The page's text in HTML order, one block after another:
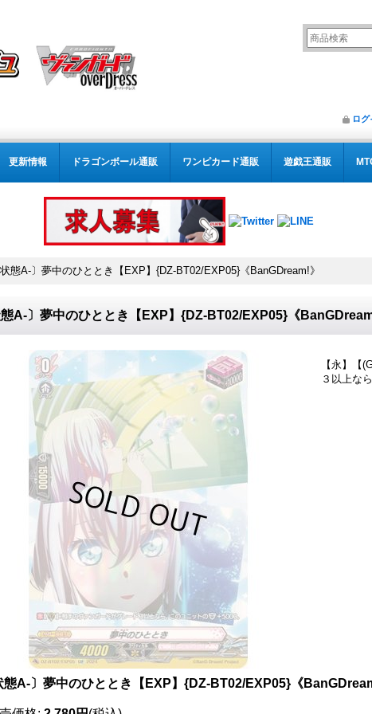
ログ
更新情報 ドラゴンボール通販 ワンピカード通販 遊戯王通販
態A-〕夢中のひととき【EXP】{DZ-BT02/EXP05}《BanGDream!》
A-〕夢中のひととき【EXP】{DZ-BT02/EXP05}《
【永】【
３以上な
態A-〕夢中のひととき【EXP】{DZ-BT02/EXP05}《